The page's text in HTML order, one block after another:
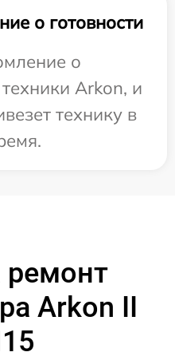
о готовности
о
Arkon, и
технику в
Arkon II